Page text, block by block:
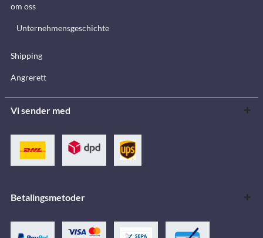
om oss
Unternehmensgeschichte
Shipping
Angrerett
Vi sender med
Betalingsmetoder